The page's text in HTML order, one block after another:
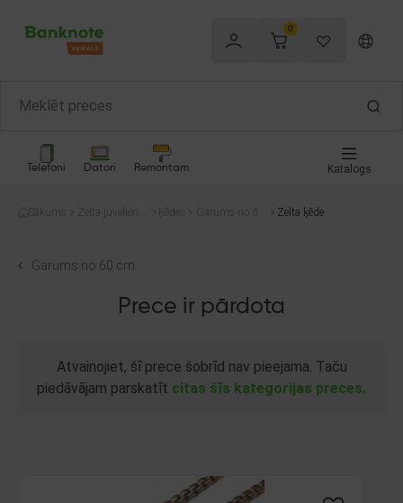
0
Telefoni Datori Remontam Katalogs
Sākums
Zelta juvelierizs
Ķēdes
Garums no 60
Zelta ķēde
Garums no 60 cm
Prece ir pārdota
Atvainojiet, šī prece šobrīd nav pieejama. Taču
piedāvājam parskatīt citas šīs kategorijas preces.